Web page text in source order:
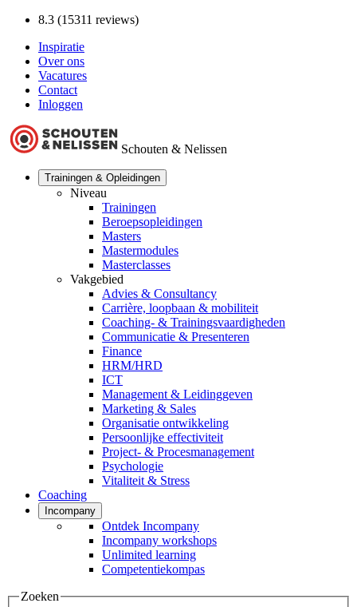
8.3 (15311 reviews)
Inspiratie
Over ons
Vacatures
Contact
Inloggen
Schouten & Nelissen
Trainingen & Opleidingen
Niveau
Trainingen
Beroepsopleidingen
Masters
Mastermodules
Masterclasses
Vakgebied
Advies & Consultancy
Carrière, loopbaan & mobiliteit
Coaching- & Trainingsvaardigheden
Communicatie & Presenteren
Finance
HRM/HRD
ICT
Management & Leidinggeven
Marketing & Sales
Organisatie ontwikkeling
Persoonlijke effectiviteit
Project- & Procesmanagement
Psychologie
Vitaliteit & Stress
Coaching
Incompany
Ontdek Incompany
Incompany workshops
Unlimited learning
Competentiekompas
Zoeken